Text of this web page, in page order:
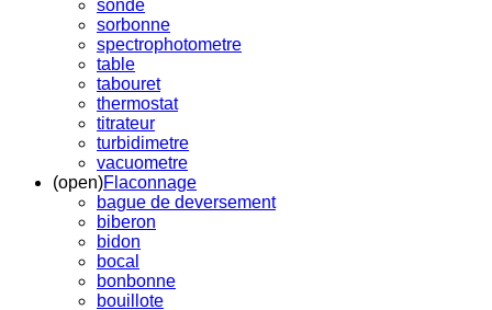
sonde
sorbonne
spectrophotometre
table
tabouret
thermostat
titrateur
turbidimetre
vacuometre
(open)Flaconnage
bague de deversement
biberon
bidon
bocal
bonbonne
bouillote